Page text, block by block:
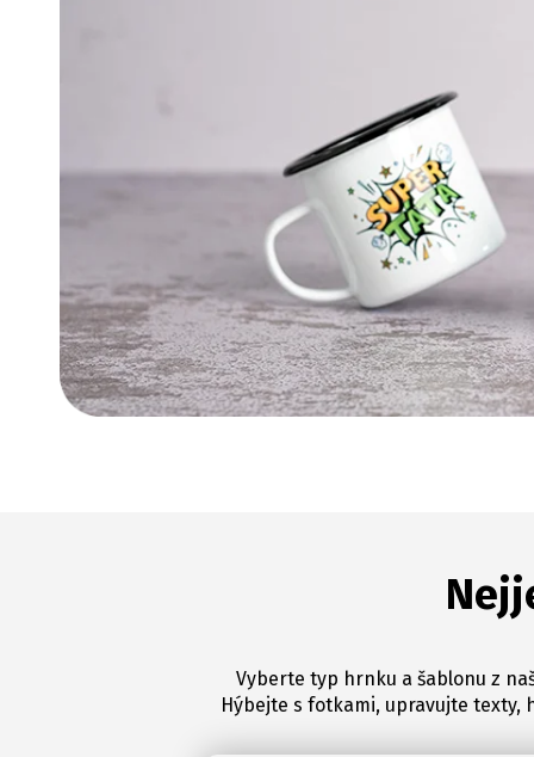
Vyberte typ hrnku a šablonu z
Hýbejte s fotkami, upravujte